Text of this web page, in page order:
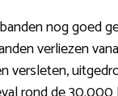
nog goed
verliezen
versleten,